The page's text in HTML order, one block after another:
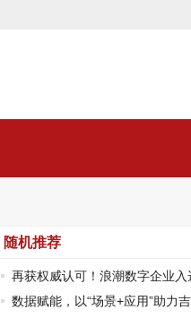
随机推荐
再获权威认可！浪潮数字企业
标杆厂商
数据赋能，以“场景+应用”助力